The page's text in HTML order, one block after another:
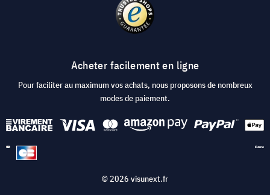
Acheter facilement en ligne
Pour faciliter au maximum vos achats, nous proposons de nombreux
modes de paiement.
© 2026 visunext.fr